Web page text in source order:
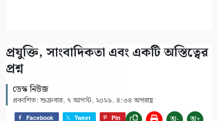
প্রযুক্তি, সাংবাদিকতা এবং একটি অস্তিত্বের
প্রশ্ন
ডেস্ক নিউজ
প্রকাশিত: শুক্রবার, ৭ আগস্ট, ২০২৬, ৪:৩৪ অপরাহ্ণ
Facebook Tweet Pin